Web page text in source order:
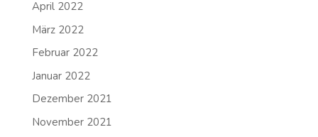
April 2022
März 2022
Februar 2022
Januar 2022
Dezember 2021
November 2021